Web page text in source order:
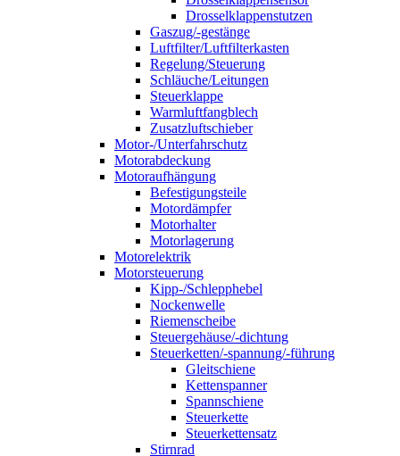
Drosselklappenstutzen
Gaszug/-gestänge
Luftfilter/Luftfilterkasten
Regelung/Steuerung
Schläuche/Leitungen
Steuerklappe
Warmluftfangblech
Zusatzluftschieber
Motor-/Unterfahrschutz
Motorabdeckung
Motoraufhängung
Befestigungsteile
Motordämpfer
Motorhalter
Motorlagerung
Motorelektrik
Motorsteuerung
Kipp-/Schlepphebel
Nockenwelle
Riemenscheibe
Steuergehäuse/-dichtung
Steuerketten/-spannung/-führung
Gleitschiene
Kettenspanner
Spannschiene
Steuerkette
Steuerkettensatz
Stirnrad